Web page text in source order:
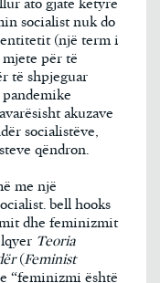
ato gjatë këtyre
socialist nuk do
(një term i
për të
të shpjeguar
akuzave
socialistëve,
qëndron.
me një
bell hooks
dhe feminizmit
Teoria
(Feminist
“feminizmi është